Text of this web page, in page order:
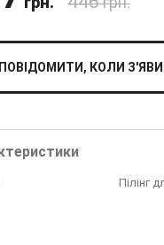
ПОВІДОМИТИ, КОЛИ
Пілінг